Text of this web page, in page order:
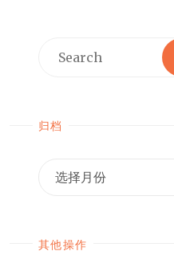
归档
其他操作